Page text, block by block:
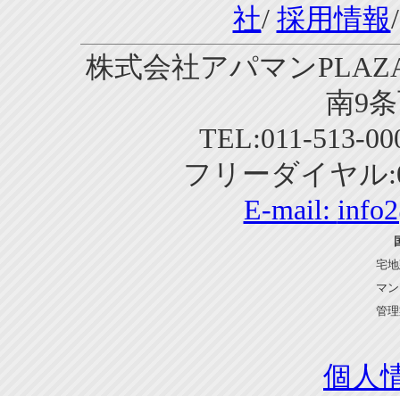
社/ 採用情報
株式会社アパマン
南9
TEL:011-513-
フリーダイヤル
E-mail:
宅
マ
管
個人